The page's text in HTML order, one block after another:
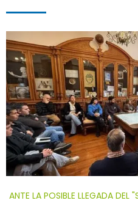
ANTE LA POSIBLE LLEGADA DEL